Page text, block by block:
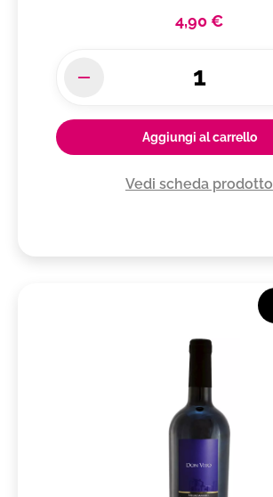
4,90 €
Aggiungi al carrello
Vedi scheda prodotto